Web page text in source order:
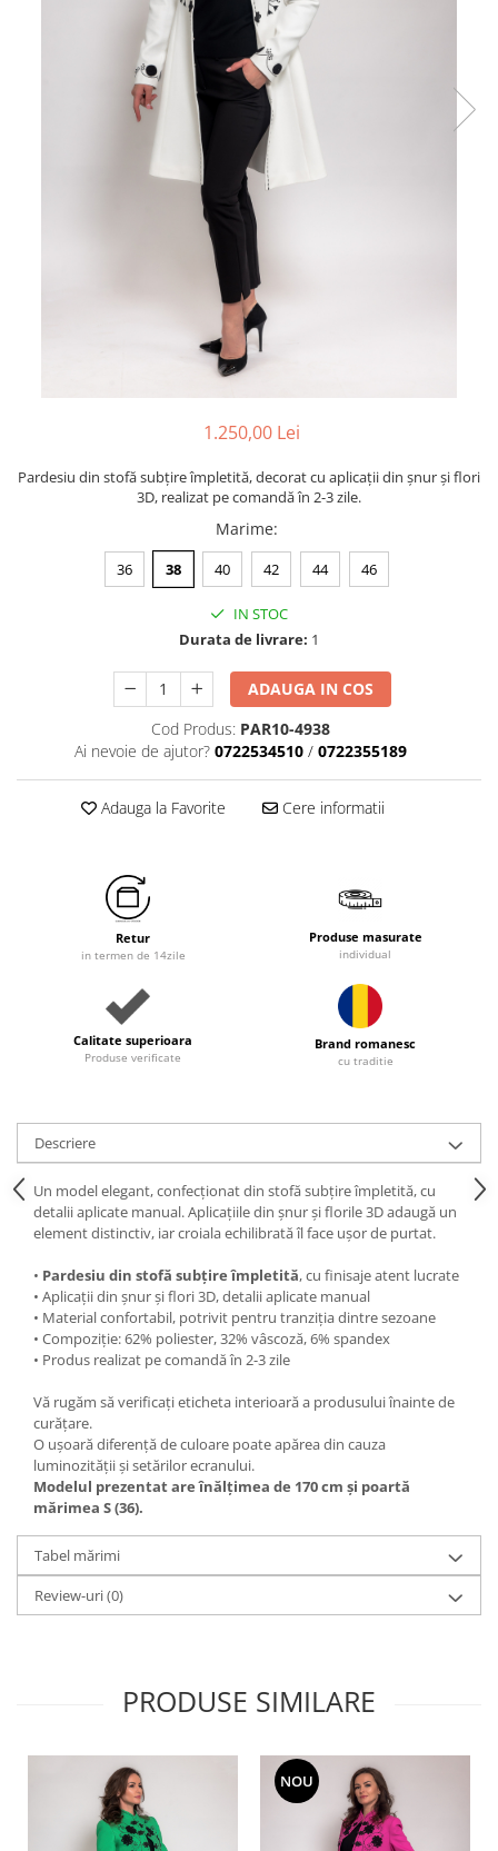
1.250,00 Lei
Pardesiu din stofă subțire împletită, decorat cu aplicații din șnur și flori
3D, realizat pe comandă în 2-3 zile.
Marime:
36 38 40 42 44 46
IN STOC
Durata de livrare: 1
ADAUGA IN COS
Cod Produs: PAR10-4938
Ai nevoie de ajutor? 0722534510 / 0722355189
Adauga la Favorite Cere informatii
Retur
in termen de 14zile
Produse masurate
individual
Calitate superioara
Produse verificate
Brand romanesc
cu traditie
Descriere
Un model elegant, confecționat din stofă subțire împletită, cu
detalii aplicate manual. Aplicațiile din șnur și florile 3D adaugă un
element distinctiv, iar croiala echilibrată îl face ușor de purtat.
• Pardesiu din stofă subțire împletită, cu finisaje atent lucrate
• Aplicații din șnur și flori 3D, detalii aplicate manual
• Material confortabil, potrivit pentru tranziția dintre sezoane
• Compoziție: 62% poliester, 32% vâscoză, 6% spandex
• Produs realizat pe comandă în 2-3 zile
Vă rugăm să verificați eticheta interioară a produsului înainte de
curățare.
O ușoară diferență de culoare poate apărea din cauza
luminozității și setărilor ecranului.
Modelul prezentat are înălțimea de 170 cm și poartă
mărimea S (36).
Tabel mărimi
Review-uri(0)
PRODUSE SIMILARE
NOU